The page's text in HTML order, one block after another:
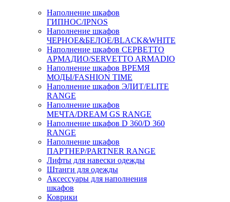
Наполнение шкафов
ГИПНОС/IPNOS
Наполнение шкафов
ЧЕРНОЕ&БЕЛОЕ/BLACK&WHITE
Наполнение шкафов СЕРВЕТТО
АРМАДИО/SERVETTO ARMADIO
Наполнение шкафов ВРЕМЯ
МОДЫ/FASHION TIME
Наполнение шкафов ЭЛИТ/ELITE
RANGE
Наполнение шкафов
МЕЧТА/DREAM GS RANGE
Наполнение шкафов D 360/D 360
RANGE
Наполнение шкафов
ПАРТНЕР/PARTNER RANGE
Лифты для навески одежды
Штанги для одежды
Аксессуары для наполнения
шкафов
Коврики